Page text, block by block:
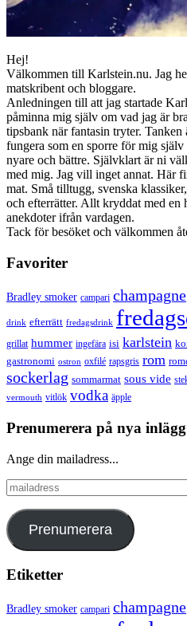
Hej!
Välkommen till Karlstein.nu. Jag
matskribent och bloggare.
Anledningen till att jag startade
påminna mig själv om vad jag är
tipsbank när fantasin tryter. Tanken
fungera som en sporre för mig
nyare och bättre. Självklart är ni
med mig. Jag vill inget annat. Här
mat. Små tilltugg, svenska
och efterrätter. Allt kryddat med en
anekdoter ifrån vardagen.
Tack för besöket och välkommen
Favoriter
Bradley smoker campari champagne
drink efterrätt fredagsdrink
grillat hummer ingefära isi karlstein
gastronomi ostron oxfilé rapsgris rom
sockerlag sommarmat sous vide
vermouth vitlök vodka äpple
Prenumerera på nya inlägg
Ange din mailadress...
mailadress
Prenumerera
Etiketter
Bradley smoker campari champagne